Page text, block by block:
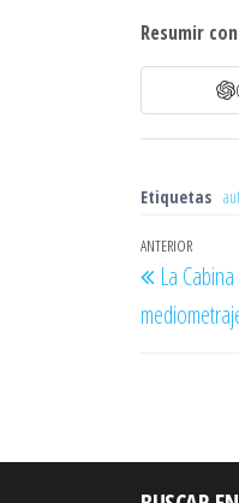
Resumir
Etiquetas
de
Entrada
anterior
ANTERIOR
La